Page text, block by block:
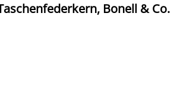
Bonell & Co.